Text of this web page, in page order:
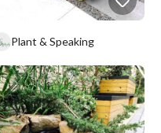
Plant & Speaking